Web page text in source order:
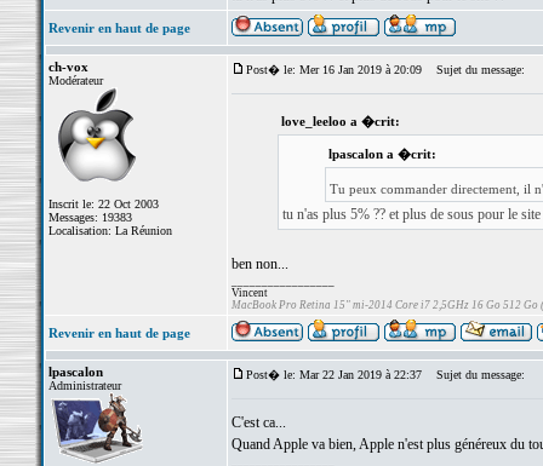
Revenir en haut de page
ch-vox
Modérateur
Inscrit le: 22 Oct 2003
Messages: 19383
Localisation: La Réunion
Post� le: Mer 16 Jan 2019 à 20:09 Sujet du message:
love_leeloo a �crit:
lpascalon a �crit:
Tu peux commander directement, il
tu n'as plus 5% ?? et plus de sous pour le site
ben non...
Vincent
MacBook Pro Retina 15" mi-2014 Core i7 2,5GHz 16 Go 512 Go
Revenir en haut de page
lpascalon
Administrateur
Post� le: Mar 22 Jan 2019 à 22:37 Sujet du message:
C'est ca...
Quand Apple va bien, Apple n'est plus généreux du